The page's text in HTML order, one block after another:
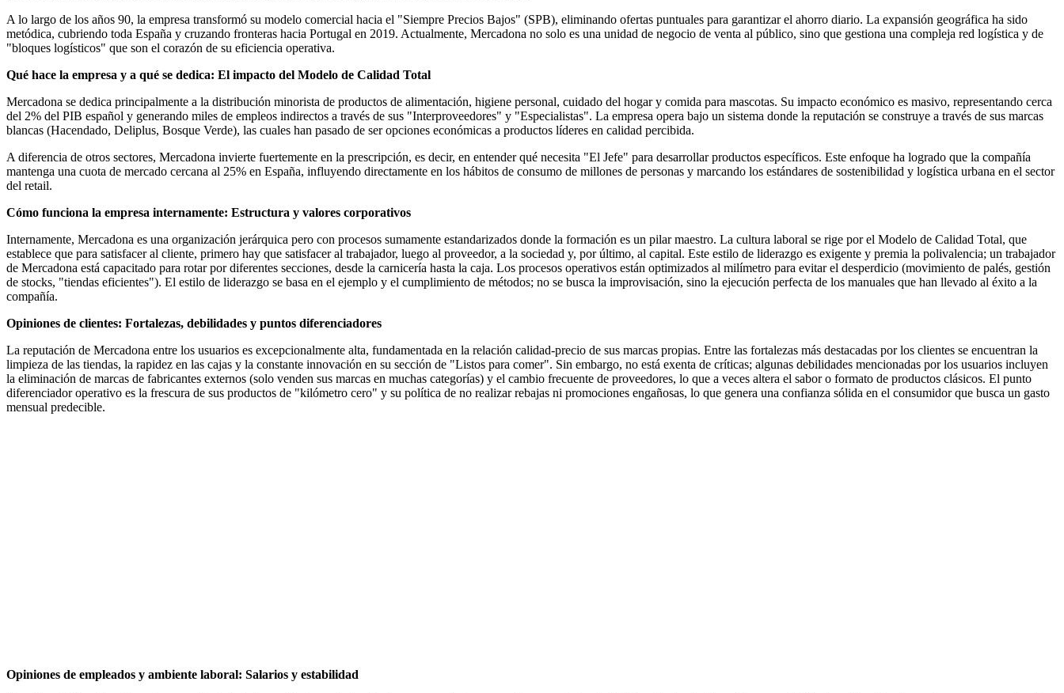
A lo largo de los años 90, la empresa transformó su modelo comercial hacia el "Siempre Precios Bajos" (SPB), eliminando ofertas puntuales para garantizar el ahorro diario. La expansión geográfica ha sido
metódica, cubriendo toda España y cruzando fronteras hacia Portugal en 2019. Actualmente, Mercadona no solo es una unidad de negocio de venta al público, sino que gestiona una compleja red logística y de
"bloques logísticos" que son el corazón de su eficiencia operativa.
Qué hace la empresa y a qué se dedica: El impacto del Modelo de Calidad Total
Mercadona se dedica principalmente a la distribución minorista de productos de alimentación, higiene personal, cuidado del hogar y comida para mascotas. Su impacto económico es masivo, representando cerca
del 2% del PIB español y generando miles de empleos indirectos a través de sus "Interproveedores" y "Especialistas". La empresa opera bajo un sistema donde la reputación se construye a través de sus marcas
blancas (Hacendado, Deliplus, Bosque Verde), las cuales han pasado de ser opciones económicas a productos líderes en calidad percibida.
A diferencia de otros sectores, Mercadona invierte fuertemente en la prescripción, es decir, en entender qué necesita "El Jefe" para desarrollar productos específicos. Este enfoque ha logrado que la compañía
mantenga una cuota de mercado cercana al 25% en España, influyendo directamente en los hábitos de consumo de millones de personas y marcando los estándares de sostenibilidad y logística urbana en el sector
del retail.
Cómo funciona la empresa internamente: Estructura y valores corporativos
Internamente, Mercadona es una organización jerárquica pero con procesos sumamente estandarizados donde la formación es un pilar maestro. La cultura laboral se rige por el Modelo de Calidad Total, que
establece que para satisfacer al cliente, primero hay que satisfacer al trabajador, luego al proveedor, a la sociedad y, por último, al capital. Este estilo de liderazgo es exigente y premia la polivalencia; un trabajador
de Mercadona está capacitado para rotar por diferentes secciones, desde la carnicería hasta la caja. Los procesos operativos están optimizados al milímetro para evitar el desperdicio (movimiento de palés, gestión
de stocks, "tiendas eficientes"). El estilo de liderazgo se basa en el ejemplo y el cumplimiento de métodos; no se busca la improvisación, sino la ejecución perfecta de los manuales que han llevado al éxito a la
compañía.
Opiniones de clientes: Fortalezas, debilidades y puntos diferenciadores
La reputación de Mercadona entre los usuarios es excepcionalmente alta, fundamentada en la relación calidad-precio de sus marcas propias. Entre las fortalezas más destacadas por los clientes se encuentran la
limpieza de las tiendas, la rapidez en las cajas y la constante innovación en su sección de "Listos para comer". Sin embargo, no está exenta de críticas; algunas debilidades mencionadas por los usuarios incluyen
la eliminación de marcas de fabricantes externos (solo venden sus marcas en muchas categorías) y el cambio frecuente de proveedores, lo que a veces altera el sabor o formato de productos clásicos. El punto
diferenciador operativo es la frescura de sus productos de "kilómetro cero" y su política de no realizar rebajas ni promociones engañosas, lo que genera una confianza sólida en el consumidor que busca un gasto
mensual predecible.
Opiniones de empleados y ambiente laboral: Salarios y estabilidad